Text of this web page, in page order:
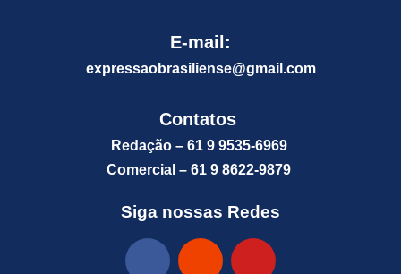
E-mail:
expressaobrasiliense@gmail.com
Contatos
Redação – 61 9 9535-6969
Comercial – 61 9 8622-9879
Siga nossas Redes